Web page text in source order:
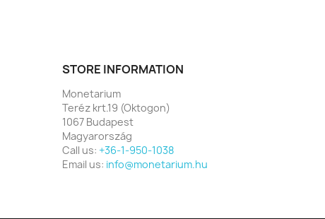
STORE INFORMATION
Monetarium
Teréz krt.19 (Oktogon)
1067 Budapest
Magyarország
Call us: +36-1-950-1038
Email us: info@monetarium.hu